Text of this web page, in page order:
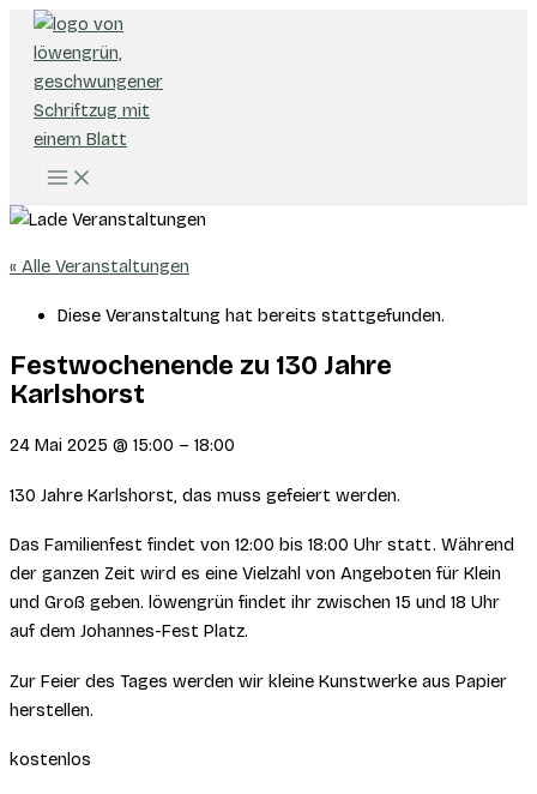
Zum
Inhalt
springen
« Alle Veranstaltungen
Diese Veranstaltung hat bereits stattgefunden.
Festwochenende zu 130 Jahre
Karlshorst
24 Mai 2025 @ 15:00 – 18:00
130 Jahre Karlshorst, das muss gefeiert werden.
Das Familienfest findet von 12:00 bis 18:00 Uhr statt. Während
der ganzen Zeit wird es eine Vielzahl von Angeboten für Klein
und Groß geben. löwengrün findet ihr zwischen 15 und 18 Uhr
auf dem Johannes-Fest Platz.
Zur Feier des Tages werden wir kleine Kunstwerke aus Papier
herstellen.
kostenlos